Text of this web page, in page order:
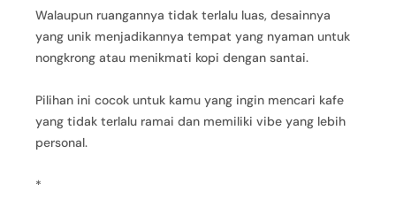
Walaupun ruangannya tidak terlalu luas, desainnya
yang unik menjadikannya tempat yang nyaman untuk
nongkrong atau menikmati kopi dengan santai.
Pilihan ini cocok untuk kamu yang ingin mencari kafe
yang tidak terlalu ramai dan memiliki vibe yang lebih
personal.
*